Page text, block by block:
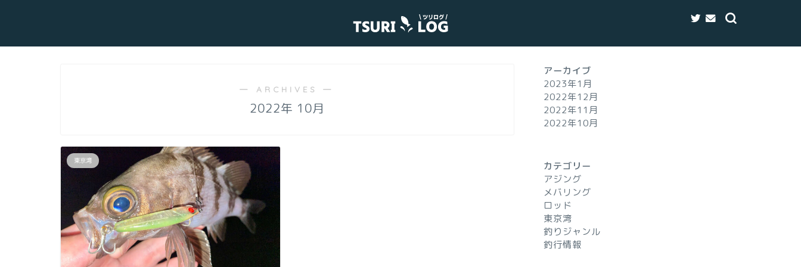
― ARCHIVES ―
2022年 10月
東京湾
アーカイブ
2023年1月
2022年12月
2022年11月
2022年10月
カテゴリー
アジング
メバリング
ロッド
東京湾
釣りジャンル
釣行情報